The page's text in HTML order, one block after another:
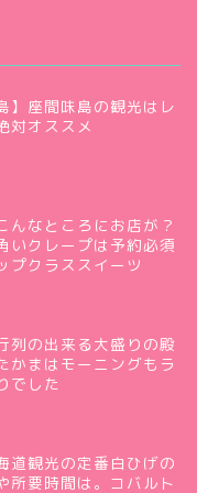
】座間味島の観光はレ
対オススメ
んなところにお店が？
いクレープは予約必須
プクラススイーツ
列の出来る大盛りの殿
かまはモーニングもラ
でした
道観光の定番白ひげの
所要時間は。コバルト